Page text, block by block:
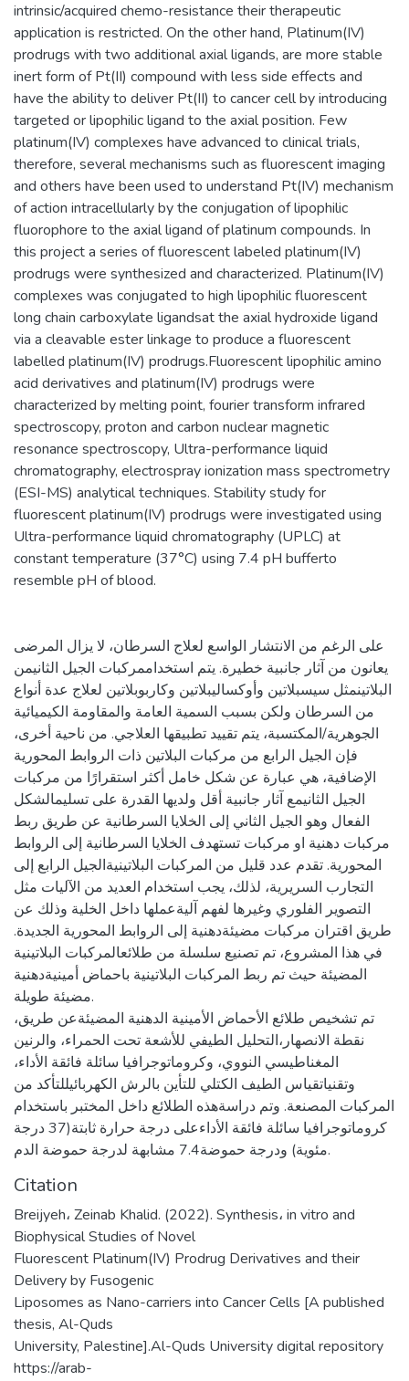
intrinsic/acquired chemo-resistance their therapeutic
application is restricted. On the other hand, Platinum(IV)
prodrugs with two additional axial ligands, are more stable
inert form of Pt(II) compound with less side effects and
have the ability to deliver Pt(II) to cancer cell by introducing
targeted or lipophilic ligand to the axial position. Few
platinum(IV) complexes have advanced to clinical trials,
therefore, several mechanisms such as fluorescent imaging
and others have been used to understand Pt(IV) mechanism
of action intracellularly by the conjugation of lipophilic
fluorophore to the axial ligand of platinum compounds. In
this project a series of fluorescent labeled platinum(IV)
prodrugs were synthesized and characterized. Platinum(IV)
complexes was conjugated to high lipophilic fluorescent
long chain carboxylate ligandsat the axial hydroxide ligand
via a cleavable ester linkage to produce a fluorescent
labelled platinum(IV) prodrugs.Fluorescent lipophilic amino
acid derivatives and platinum(IV) prodrugs were
characterized by melting point, fourier transform infrared
spectroscopy, proton and carbon nuclear magnetic
resonance spectroscopy, Ultra-performance liquid
chromatography, electrospray ionization mass spectrometry
(ESI-MS) analytical techniques. Stability study for
fluorescent platinum(IV) prodrugs were investigated using
Ultra-performance liquid chromatography (UPLC) at
constant temperature (37°C) using 7.4 pH bufferto
resemble pH of blood.
على الرغم من الانتشار الواسع لعلاج السرطان، لا يزال المرضى
يعانون من آثار جانبية خطيرة. يتم استخداممركبات الجيل الثانيمن
البلاتينمثل سيسبلاتين وأوكساليبلاتين وكاربوبلاتين لعلاج عدة أنواع
من السرطان ولكن بسبب السمية العامة والمقاومة الكيميائية
الجوهرية/المكتسبة، يتم تقييد تطبيقها العلاجي. من ناحية أخرى،
فإن الجيل الرابع من مركبات البلاتين ذات الروابط المحورية
الإضافية، هي عبارة عن شكل خامل أكثر استقرارًا من مركبات
الجيل الثانيمع آثار جانبية أقل ولديها القدرة على تسليمالشكل
الفعال وهو الجيل الثاني إلى الخلايا السرطانية عن طريق ربط
مركبات دهنية او مركبات تستهدف الخلايا السرطانية إلى الروابط
المحورية. تقدم عدد قليل من المركبات البلاتينيةالجيل الرابع إلى
التجارب السريرية، لذلك، يجب استخدام العديد من الآليات مثل
التصوير الفلوري وغيرها لفهم آليةعملها داخل الخلية وذلك عن
طريق اقتران مركبات مضيئةدهنية إلى الروابط المحورية الجديدة.
في هذا المشروع، تم تصنيع سلسلة من طلائعالمركبات البلاتينية
المضيئة حيث تم ربط المركبات البلاتينية باحماض أمينيةدهنية
مضيئة طويلة.
تم تشخيص طلائع الأحماض الأمينية الدهنية المضيئةعن طريق،
نقطة الانصهار،التحليل الطيفي للأشعة تحت الحمراء، والرنين
المغناطيسي النووي، وكروماتوجرافيا سائلة فائقة الأداء،
وتقنياتقياس الطيف الكتلي للتأين بالرش الكهربائيللتأكد من
المركبات المصنعة. وتم دراسةهذه الطلائع داخل المختبر باستخدام
كروماتوجرافيا سائلة فائقة الأداءعلى درجة حرارة ثابتة(37 درجة
مئوية) ودرجة حموضة7.4 مشابهة لدرجة حموضة الدم.
Citation
Breijyeh، Zeinab Khalid. (2022). Synthesis، in vitro and
Biophysical Studies of Novel
Fluorescent Platinum(IV) Prodrug Derivatives and their
Delivery by Fusogenic
Liposomes as Nano-carriers into Cancer Cells [A published
thesis, Al-Quds
University, Palestine].Al-Quds University digital repository
https://arab-